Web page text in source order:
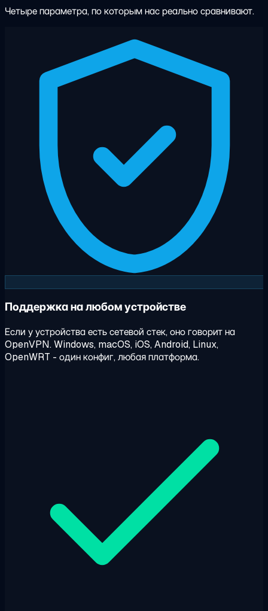
Четыре параметра, по которым нас реально сравнивают.
Поддержка на любом устройстве
Если у устройства есть сетевой стек, оно говорит на
OpenVPN. Windows, macOS, iOS, Android, Linux,
OpenWRT - один конфиг, любая платформа.